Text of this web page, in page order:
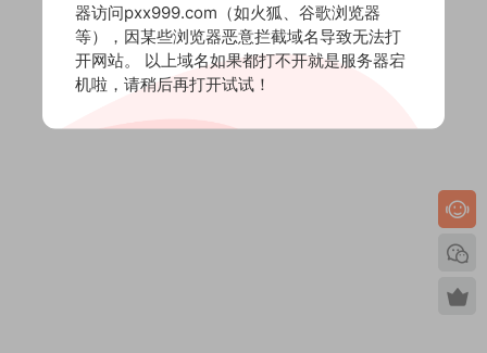
器访问pxx999.com（如火狐、谷歌浏览器
等），因某些浏览器恶意拦截域名导致无法打
开网站。 以上域名如果都打不开就是服务器宕
机啦，请稍后再打开试试！